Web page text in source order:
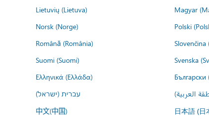
Lietuvių (Lietuva)
Magyar
Norsk (Norge)
Polski
Română (România)
Slovenčina
Suomi (Suomi)
Svenska
Ελληνικά (Ελλάδα)
Български
עברית (ישראל)
العربية)
中文(中国) 日本語 (日